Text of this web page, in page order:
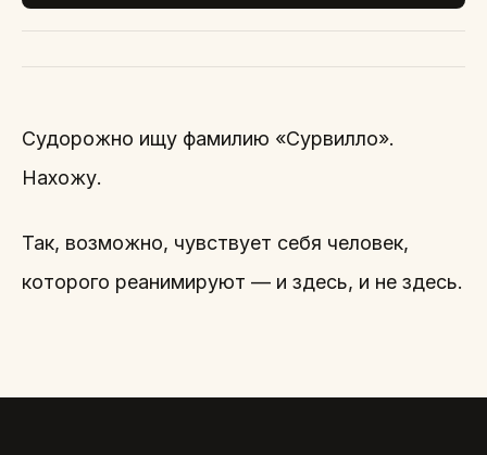
Судорожно ищу фамилию «Сурвилло».
Нахожу.
Так, возможно, чувствует себя человек,
которого реанимируют — и здесь, и не здесь.